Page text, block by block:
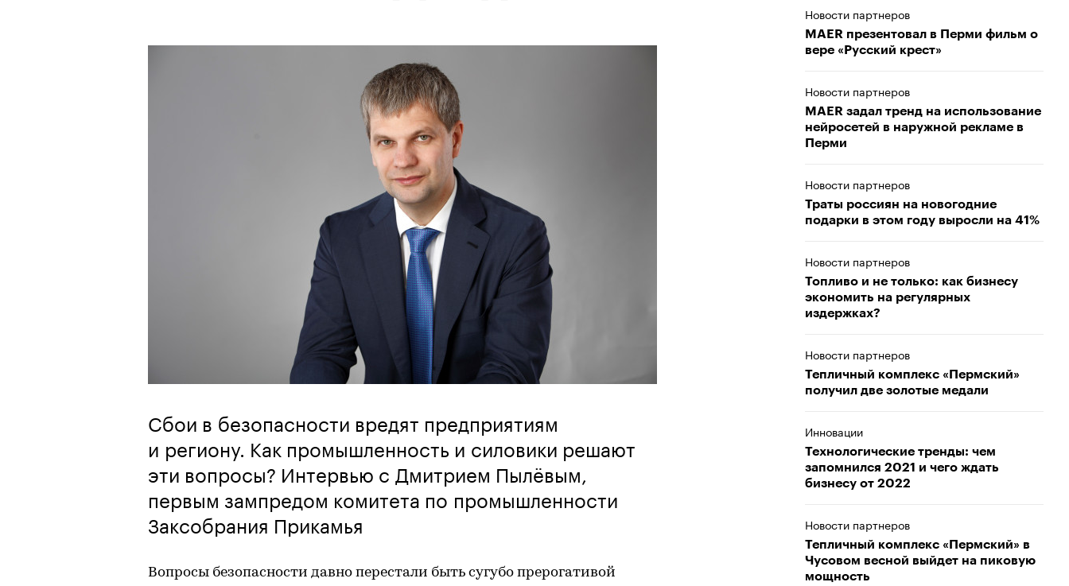
Сбои в безопасности вредят предприятиям
и региону. Как промышленность и силовики решают
эти вопросы? Интервью с Дмитрием Пылёвым,
первым зампредом комитета по промышленности
Заксобрания Прикамья
Вопросы безопасности давно перестали быть сугубо прерогативой
Новости партнеров
MAER презентовал в Перми фильм о
вере «Русский крест»
Новости партнеров
MAER задал тренд на использование
нейросетей в наружной рекламе в
Перми
Новости партнеров
Траты россиян на новогодние
подарки в этом году выросли на 41%
Новости партнеров
Топливо и не только: как бизнесу
экономить на регулярных
издержках?
Новости партнеров
Тепличный комплекс «Пермский»
получил две золотые медали
Инновации
Технологические тренды: чем
запомнился 2021 и чего ждать
бизнесу от 2022
Новости партнеров
Тепличный комплекс «Пермский» в
Чусовом весной выйдет на пиковую
мощность